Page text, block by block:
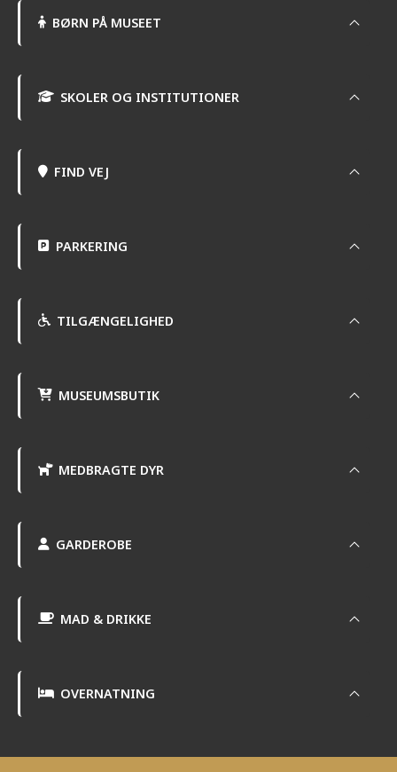
BØRN PÅ MUSEET
SKOLER OG INSTITUTIONER
FIND VEJ
PARKERING
TILGÆNGELIGHED
MUSEUMSBUTIK
MEDBRAGTE DYR
GARDEROBE
MAD & DRIKKE
OVERNATNING